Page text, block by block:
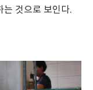
는 것으로 보인다.